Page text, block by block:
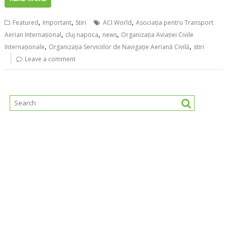
Featured, Important, Stiri ACI World,Asociația pentru Transport
Aerian Internațional, cluj napoca, news, Organizația Aviației Civile
Internaționale, Organizația Serviciilor de Navigație Aeriană Civilă, stiri
Leave a comment